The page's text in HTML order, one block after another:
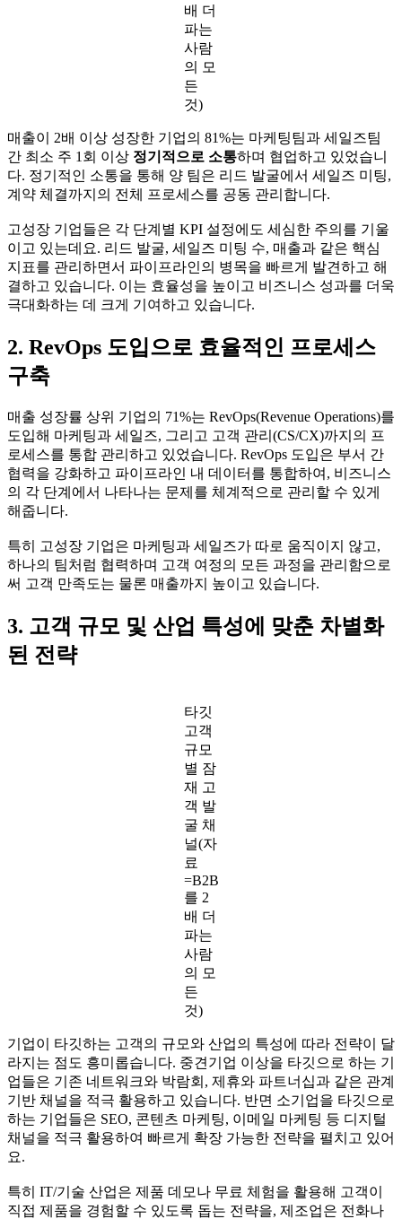
배 더
파는
사람
의 모
든
것)
매출이 2배 이상 성장한 기업의 81%는 마케팅팀과 세일즈팀
간 최소 주 1회 이상 정기적으로 소통하며 협업하고 있었습니
다. 정기적인 소통을 통해 양 팀은 리드 발굴에서 세일즈 미팅,
계약 체결까지의 전체 프로세스를 공동 관리합니다.
고성장 기업들은 각 단계별 KPI 설정에도 세심한 주의를 기울
이고 있는데요. 리드 발굴, 세일즈 미팅 수, 매출과 같은 핵심
지표를 관리하면서 파이프라인의 병목을 빠르게 발견하고 해
결하고 있습니다. 이는 효율성을 높이고 비즈니스 성과를 더욱
극대화하는 데 크게 기여하고 있습니다.
2. RevOps 도입으로 효율적인 프로세스
구축
매출 성장률 상위 기업의 71%는 RevOps(Revenue Operations)를
도입해 마케팅과 세일즈, 그리고 고객 관리(CS/CX)까지의 프
로세스를 통합 관리하고 있었습니다. RevOps 도입은 부서 간
협력을 강화하고 파이프라인 내 데이터를 통합하여, 비즈니스
의 각 단계에서 나타나는 문제를 체계적으로 관리할 수 있게
해줍니다.
특히 고성장 기업은 마케팅과 세일즈가 따로 움직이지 않고,
하나의 팀처럼 협력하며 고객 여정의 모든 과정을 관리함으로
써 고객 만족도는 물론 매출까지 높이고 있습니다.
3. 고객 규모 및 산업 특성에 맞춘 차별화
된 전략
타깃
고객
규모
별 잠
재 고
객 발
굴 채
널(자
료
=B2B
를 2
배 더
파는
사람
의 모
든
것)
기업이 타깃하는 고객의 규모와 산업의 특성에 따라 전략이 달
라지는 점도 흥미롭습니다. 중견기업 이상을 타깃으로 하는 기
업들은 기존 네트워크와 박람회, 제휴와 파트너십과 같은 관계
기반 채널을 적극 활용하고 있습니다. 반면 소기업을 타깃으로
하는 기업들은 SEO, 콘텐츠 마케팅, 이메일 마케팅 등 디지털
채널을 적극 활용하여 빠르게 확장 가능한 전략을 펼치고 있어
요.
특히 IT/기술 산업은 제품 데모나 무료 체험을 활용해 고객이
직접 제품을 경험할 수 있도록 돕는 전략을, 제조업은 전화나